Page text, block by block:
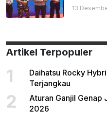
13
Artikel Terpopuler
1
Daihatsu Rocky
Terjangkau
2
Aturan Ganjil Genap
2026